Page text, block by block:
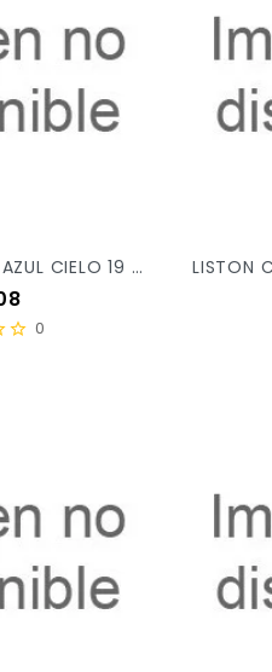
LISTON CELOSA 05 AZUL CIELO 19 X/52
0